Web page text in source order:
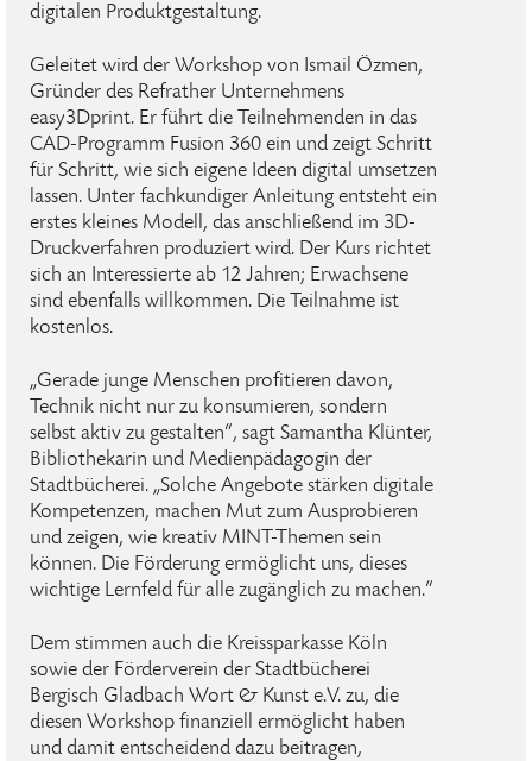
digitalen Produktgestaltung.
Geleitet wird der Workshop von Ismail Özmen,
Gründer des Refrather Unternehmens
easy3Dprint. Er führt die Teilnehmenden in das
CAD-Programm Fusion 360 ein und zeigt Schritt
für Schritt, wie sich eigene Ideen digital umsetzen
lassen. Unter fachkundiger Anleitung entsteht ein
erstes kleines Modell, das anschließend im 3D-
Druckverfahren produziert wird. Der Kurs richtet
sich an Interessierte ab 12 Jahren; Erwachsene
sind ebenfalls willkommen. Die Teilnahme ist
kostenlos.
„Gerade junge Menschen profitieren davon,
Technik nicht nur zu konsumieren, sondern
selbst aktiv zu gestalten“, sagt Samantha Klünter,
Bibliothekarin und Medienpädagogin der
Stadtbücherei. „Solche Angebote stärken digitale
Kompetenzen, machen Mut zum Ausprobieren
und zeigen, wie kreativ MINT-Themen sein
können. Die Förderung ermöglicht uns, dieses
wichtige Lernfeld für alle zugänglich zu machen.“
Dem stimmen auch die Kreissparkasse Köln
sowie der Förderverein der Stadtbücherei
Bergisch Gladbach Wort & Kunst e.V. zu, die
diesen Workshop finanziell ermöglicht haben
und damit entscheidend dazu beitragen,